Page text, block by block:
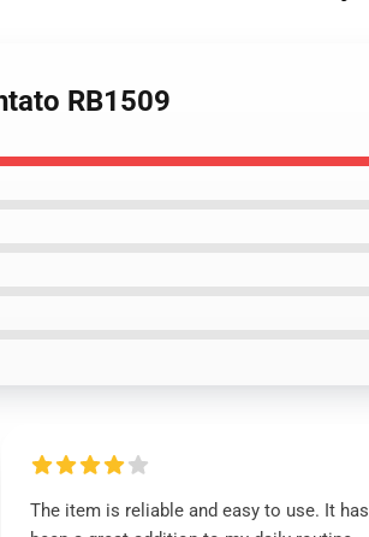
RB1509
The item is reliable and easy to use. It has